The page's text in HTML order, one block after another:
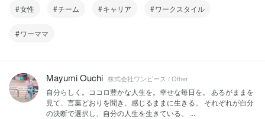
女性 チーム キャリア ワークスタイル
ワーママ
Mayumi Ouchi 株式会社ワンピース / Other
自分らしく。ココロ豊かな人生を。幸せな毎日を。 あるがままを
見て、言葉どおりを聞き、感じるままに生きる。 それぞれが自分
の決断で選択し、自分の人生を生きている。 ...